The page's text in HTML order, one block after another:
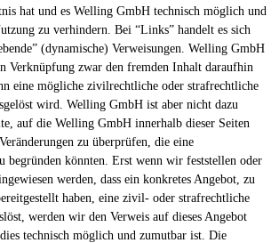
hat und es Welling GmbH technisch möglich und
zu verhindern. Bei “Links” handelt es sich
(dynamische) Verweisungen. Welling GmbH
Verknüpfung zwar den fremden Inhalt daraufhin
eine mögliche zivilrechtliche oder strafrechtliche
wird. Welling GmbH ist aber nicht dazu
auf die Welling GmbH innerhalb dieser Seiten
zu überprüfen, die eine
begründen könnten. Erst wenn wir feststellen oder
werden, dass ein konkretes Angebot, zu
haben, eine zivil- oder strafrechtliche
werden wir den Verweis auf dieses Angebot
technisch möglich und zumutbar ist. Die